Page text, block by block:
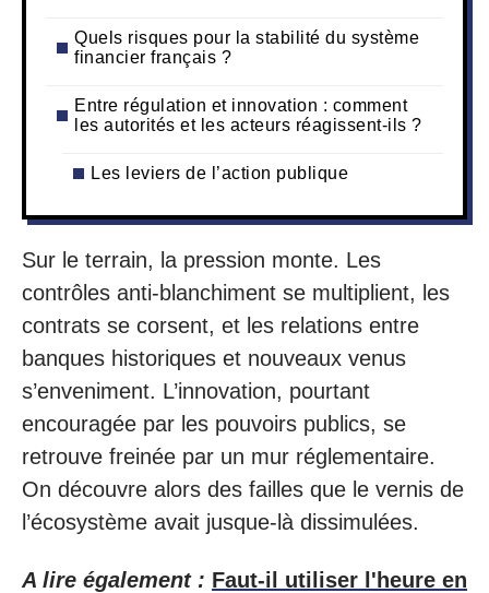
Quels risques pour la stabilité du système
financier français ?
Entre régulation et innovation : comment
les autorités et les acteurs réagissent-ils ?
Les leviers de l’action publique
Sur le terrain, la pression monte. Les
contrôles anti-blanchiment se multiplient, les
contrats se corsent, et les relations entre
banques historiques et nouveaux venus
s’enveniment. L’innovation, pourtant
encouragée par les pouvoirs publics, se
retrouve freinée par un mur réglementaire.
On découvre alors des failles que le vernis de
l’écosystème avait jusque-là dissimulées.
A lire également : Faut-il utiliser l'heure en